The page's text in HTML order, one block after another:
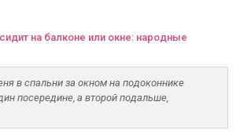
на балконе или окне: народные
в спальни за окном на подоконнике
посередине, а второй подальше,